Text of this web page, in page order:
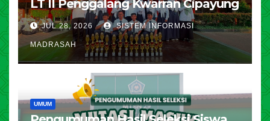
LT II Penggalang Kwarran Cipayung
JUL 28, 2026 SISTEM INFORMASI
MADRASAH
UMUM